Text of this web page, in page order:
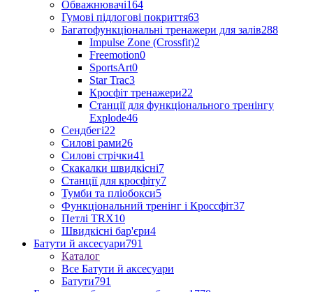
Обважнювачі164
Гумові підлогові покриття63
Багатофункціональні тренажери для залів288
Impulse Zone (Crossfit)2
Freemotion0
SportsArt0
Star Trac3
Кросфіт тренажери22
Станції для функціонального тренінгу
Explode46
Сендбегі22
Силові рами26
Силові стрічки41
Скакалки швидкісні7
Станції для кросфіту7
Тумби та пліобокси5
Функціональний тренінг і Кроссфіт37
Петлі TRX10
Швидкісні бар'єри4
Батути й аксесуари791
Каталог
Все Батути й аксесуари
Батути791